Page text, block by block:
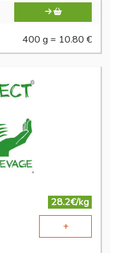
400 g = 10.80 €
28.2€/kg
+